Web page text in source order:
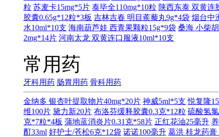
粒 苏麦卡15mg*5片 泰毕全110mg*10粒 陕西东泰 双黄连
胶囊0.65g*12粒*3板 吉林吉春 明目蒺藜丸9g*4袋 烟台中
水10ml*10支 海南葫芦娃 西青果颗粒15g*9袋 桑海 小柴
2mg*14片 河南太龙 双黄连口服液10ml*10支
常用药
牙科用药 肠胃用药 骨科用药
金纳多 银杏叶提取物片40mg*20片 神威5ml*5支 悦复隆
维100片 黛力新20片 布洛芬缓释胶囊0.3克*12粒 硫酸氢
克*7粒*4板 蒲地蓝消炎片0.31克*58片 正红花油25毫升
酊33ml 好护士/苍松6克*12袋 诺诺100毫升 葛洪 桂龙药膏